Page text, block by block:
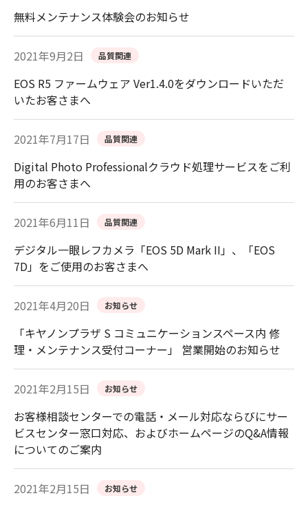
無料メンテナンス体験会のお知らせ
2021年9月2日 品質関連
EOS R5 ファームウェア Ver1.4.0をダウンロードいただ
いたお客さまへ
2021年7月17日 品質関連
Digital Photo Professionalクラウド処理サービスをご利
用のお客さまへ
2021年6月11日 品質関連
デジタル一眼レフカメラ「EOS 5D Mark II」、「EOS
7D」をご使用のお客さまへ
2021年4月20日 お知らせ
「キヤノンプラザ S コミュニケーションスペース内 修
理・メンテナンス受付コーナー」 営業開始のお知らせ
2021年2月15日 お知らせ
お客様相談センターでの電話・メール対応ならびにサー
ビスセンター窓口対応、およびホームページのQ&A情報
についてのご案内
2021年2月15日 お知らせ